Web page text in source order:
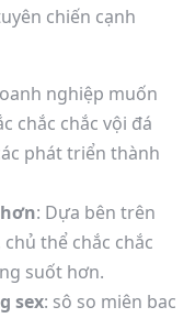
chiến cạnh
nghiệp muốn
chắc chắc vội đá
phát triển thành
: Dựa bên trên
thể chắc chắc
suốt hơn.
sex: sô so miên bac